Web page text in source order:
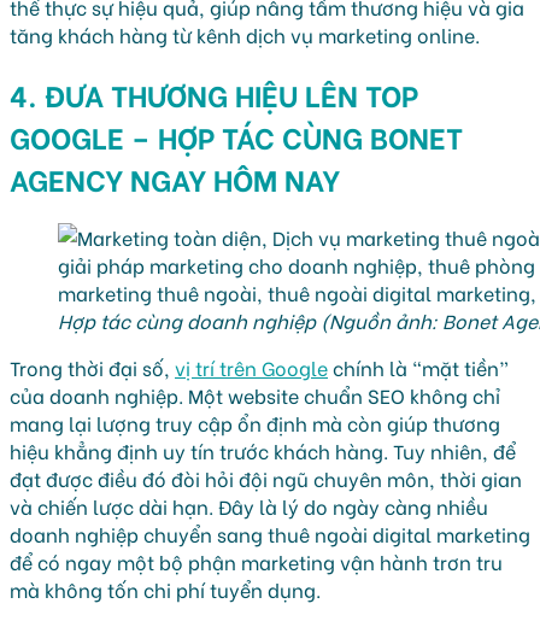
thể thực sự hiệu quả, giúp nâng tầm thương hiệu và gia
tăng khách hàng từ kênh dịch vụ marketing online.
4. ĐƯA THƯƠNG HIỆU LÊN TOP
GOOGLE – HỢP TÁC CÙNG BONET
AGENCY NGAY HÔM NAY
Hợp tác cùng doanh nghiệp (Nguồn ảnh: Bonet
Trong thời đại số, vị trí trên Googlechính là “mặt tiền”
của doanh nghiệp. Một website chuẩn SEO không chỉ
mang lại lượng truy cập ổn định mà còn giúp thương
hiệu khẳng định uy tín trước khách hàng. Tuy nhiên, để
đạt được điều đó đòi hỏi đội ngũ chuyên môn, thời gian
và chiến lược dài hạn. Đây là lý do ngày càng nhiều
doanh nghiệp chuyển sang thuê ngoài digital marketing
để có ngay một bộ phận marketing vận hành trơn tru
mà không tốn chi phí tuyển dụng.